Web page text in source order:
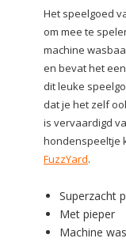
Het speelgoed
om mee te
machine
en bevat het
dit leuke
dat je het zelf
is vervaardigd
hondenspeeltje
FuzzYard.
Superzacht
Met pieper
Machine